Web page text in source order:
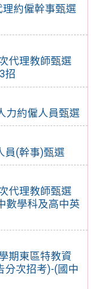
約僱幹事甄選
代理教師甄選
招
力約僱人員甄選
員(幹事)甄選
代理教師甄選
數學科及高中英
期東區特教資
分次招考)-(國中